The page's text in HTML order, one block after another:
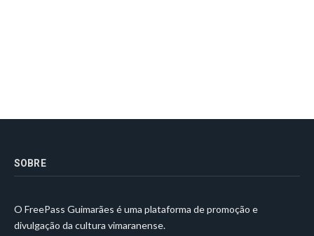
SOBRE
O FreePass Guimarães é uma plataforma de promoção e
divulgação da cultura vimaranense.